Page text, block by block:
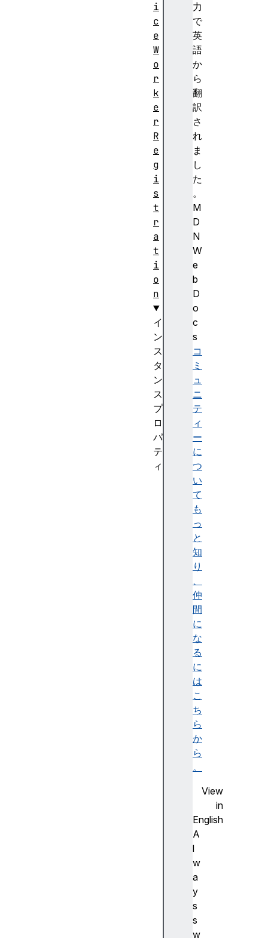
力
で
英
語
か
ら
翻
訳
さ
れ
ま
し
た
。
M
D
N
W
e
b
D
o
c
s
コ
ミ
ュ
ニ
テ
ィ
ー
に
つ
い
て
も
っ
と
知
り
、
仲
間
に
な
る
に
は
こ
ち
ら
か
ら
。
View
in
English
A
l
w
a
y
s
s
w
i
c
e
W
o
r
k
e
r
R
e
g
i
s
t
r
a
t
i
o
n
イ
ン
ス
タ
ン
ス
プ
ロ
パ
テ
ィ